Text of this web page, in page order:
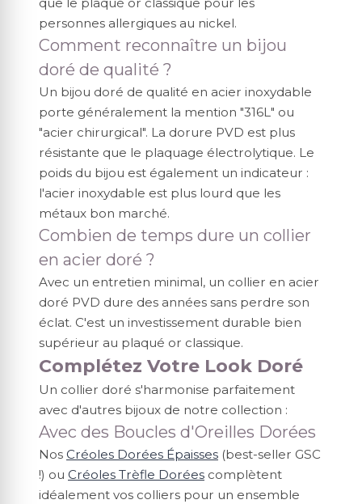
personnes allergiques au nickel.
Comment reconnaître un bijou
doré de qualité ?
Un bijou doré de qualité en acier inoxydable
porte généralement la mention "316L" ou
"acier chirurgical". La dorure PVD est plus
résistante que le plaquage électrolytique. Le
poids du bijou est également un indicateur :
l'acier inoxydable est plus lourd que les
métaux bon marché.
Combien de temps dure un collier
en acier doré ?
Avec un entretien minimal, un collier en acier
doré PVD dure des années sans perdre son
éclat. C'est un investissement durable bien
supérieur au plaqué or classique.
Complétez Votre Look Doré
Un collier doré s'harmonise parfaitement
avec d'autres bijoux de notre collection :
Avec des Boucles d'Oreilles Dorées
Nos Créoles Dorées Épaisses (best-seller GSC
!) ou Créoles Trèfle Dorées complètent
idéalement vos colliers pour un ensemble